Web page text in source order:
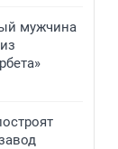
мужчина